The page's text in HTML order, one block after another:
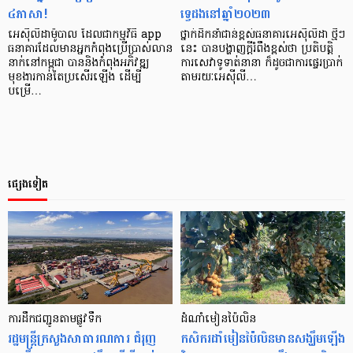
៤ភាសា!
អេស៊ីលីដាម៉ូបាល ដែលជាកម្មវិធី app
ធនាគារដែលមានអ្នកកំពុងប្រើប្រាស់លាន
នាក់នៅកម្ពុជា បាននិងកំពុងអភិវឌ្ឍ
មុខងារកាន់តែប្រសើរឡើង ដើម្បី
បម្រើ…
ទ្វេដងនៅឆ្នាំ២០២៣
ថ្នាក់ដឹកនាំជាន់ខ្ពស់ធនាគារអេស៊ីលីដា ថ្មីៗ
នេះ បានបង្ហាញក្ដីរំពឹងខ្ពស់ថា ប្រតិបត្តិ
ការសេវាទូទាត់នានា ក៏ដូចជាការផ្ទេរប្រាក់
តាមរយៈអេស៊ីលី…
ផ្សេងទៀត
ការដឹកជញ្ជូនតាមផ្លូវទឹក
រដ្ឋមន្ត្រីក្រសួងសាធារណការ ជំរុញ
ដំណាំមៀនប៉ៃលិន
កសិករដាំមៀនប៉ៃលិនមានសង្ឃឹមឡើង